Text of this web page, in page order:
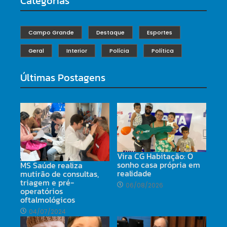
Campo Grande Destaque Esportes
Geral Interior Polícia Política
Últimas Postagens
MS Saúde realiza
mutirão de consultas,
triagem e pré-
operatórios
oftalmológicos
04/07/2024
Vira CG Habitação: O
sonho casa própria em
realidade
06/08/2026